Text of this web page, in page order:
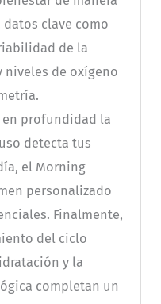
clave como
de la
niveles de oxígeno
profundidad la
detecta tus
el Morning
personalizado
Finalmente,
del ciclo
y la
completan un